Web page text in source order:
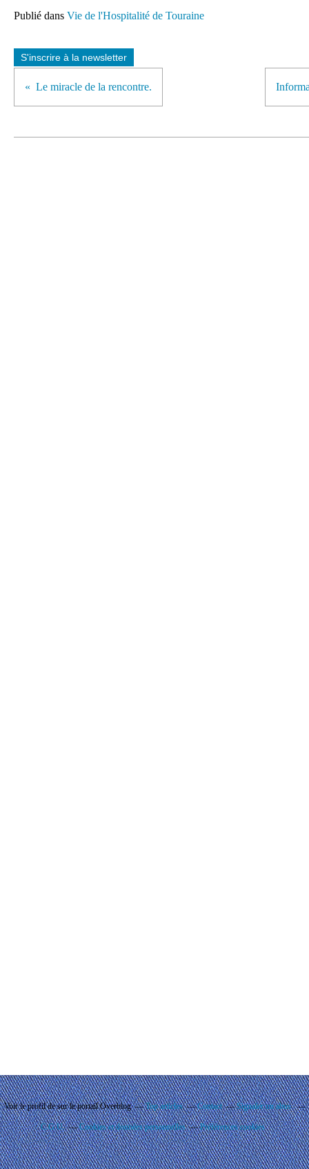
Publié dans Vie de l'Hospitalité de Touraine
S'inscrire à la newsletter
Le miracle de la rencontre.
Voir le profil desur le portail Overblog Top articles Contact Signaler un abus
C.G.U. Cookies et données personnelles Préférences cookies